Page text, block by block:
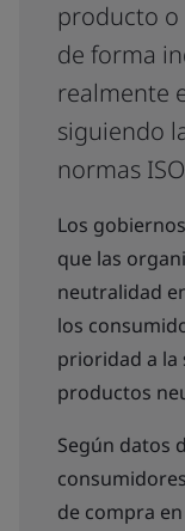
producto o
de forma
realmente
siguiendo
normas
Los
que las
neutralidad
los
prioridad a la
productos
Según datos
de compra